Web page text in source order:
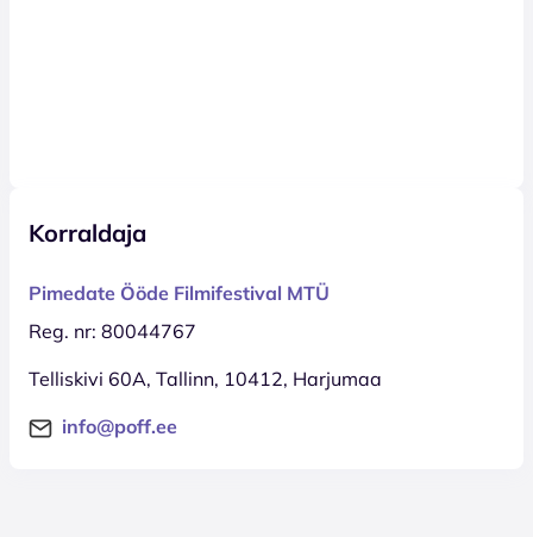
Korraldaja
Pimedate Ööde Filmifestival MTÜ
Reg. nr: 80044767
Telliskivi 60A, Tallinn, 10412, Harjumaa
info@poff.ee